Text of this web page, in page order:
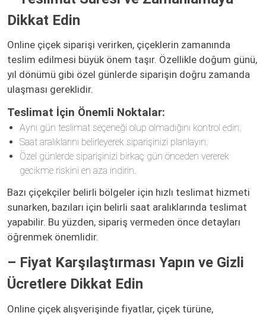
Dikkat Edin
Online çiçek siparişi verirken, çiçeklerin zamanında
teslim edilmesi büyük önem taşır. Özellikle doğum günü,
yıl dönümü gibi özel günlerde siparişin doğru zamanda
ulaşması gereklidir.
Teslimat İçin Önemli Noktalar:
Aynı gün teslimat seçeneği olup olmadığını kontrol edin.
Saat aralıklarını belirleyerek siparişinizi planlayın.
Özel günlerde siparişinizi birkaç gün önceden vererek
gecikme riskini en aza indirin.
Bazı çiçekçiler belirli bölgeler için hızlı teslimat hizmeti
sunarken, bazıları için belirli saat aralıklarında teslimat
yapabilir. Bu yüzden, sipariş vermeden önce detayları
öğrenmek önemlidir.
– Fiyat Karşılaştırması Yapın ve Gizli
Ücretlere Dikkat Edin
Online çiçek alışverişinde fiyatlar, çiçek türüne,